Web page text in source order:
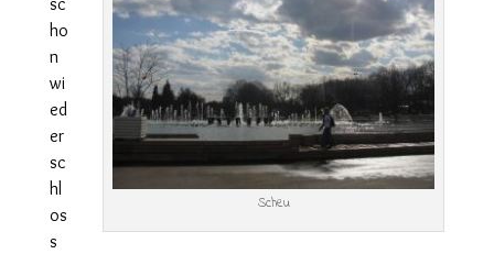
Scheu
sc
ho
n
wi
ed
er
sc
hl
os
s